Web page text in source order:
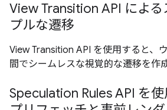
View Transition API によ
プルな遷移
View Transition API を使用すると、
間でシームレスな視覚的な遷移を作
Speculation Rules API を